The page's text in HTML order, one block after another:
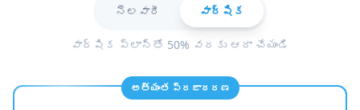
నెలవారీ వార్షిక
వార్షిక ప్లాన్‌తో 50% వరకు ఆదా చేయండి
అత్యంత ప్రజాదరణ